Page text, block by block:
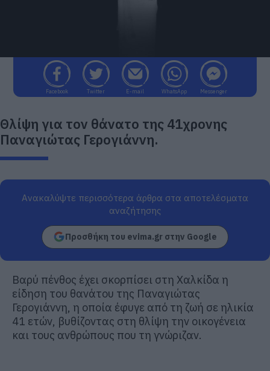
Facebook Twitter E-mail WhatsApp Messenger
Θλίψη για τον θάνατο της 41χρονης
Παναγιώτας Γερογιάννη.
Ανακαλύψτε περισσότερα άρθρα στα αποτελέσματα
αναζήτησης
Προσθήκη του evima.gr στην Google
Βαρύ πένθος έχει σκορπίσει στη Χαλκίδα η
είδηση του θανάτου της Παναγιώτας
Γερογιάννη, η οποία έφυγε από τη ζωή σε ηλικία
41 ετών, βυθίζοντας στη θλίψη την οικογένεια
και τους ανθρώπους που τη γνώριζαν.